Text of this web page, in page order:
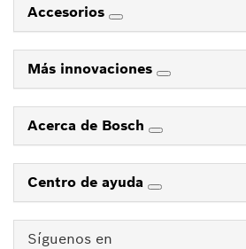
Accesorios
Más innovaciones
Acerca de Bosch
Centro de ayuda
Síguenos en